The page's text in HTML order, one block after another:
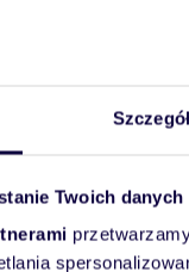
Twoich danych
Więcej